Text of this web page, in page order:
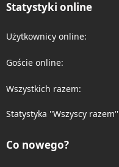
Statystyki online
Użytkownicy online
Goście online
Wszystkich razem
Statystyka ''Wszyscy
Co nowego?